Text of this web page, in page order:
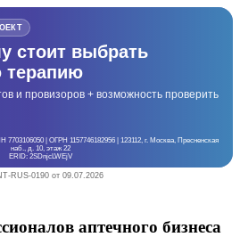
стоит выбрать
терапию
и провизоров + возможность проверить
| ОГРН 1157746182956 | 123112, г. Москва, Пресненская
наб., д. 10, этаж 22
ERID: 2SDnjcLWEjV
RUS-0190 от 09.07.2026
аптечного бизнеса